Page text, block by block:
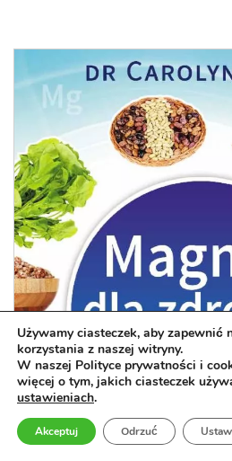
Używamy ciasteczek, aby zapewnić
korzystania z naszej witryny.
W naszej Polityce prywatności i
więcej o tym, jakich ciasteczek
ustawieniach.
Akceptuj Odrzuć